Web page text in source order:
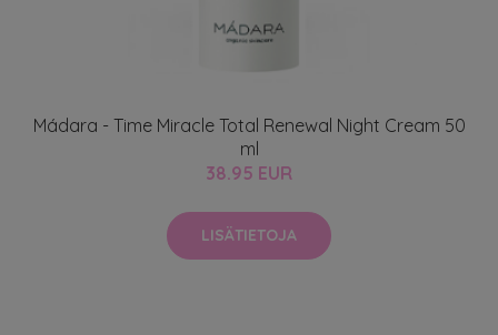
Mádara - Time Miracle Total Renewal Night Cream 50
ml
38.95 EUR
LISÄTIETOJA